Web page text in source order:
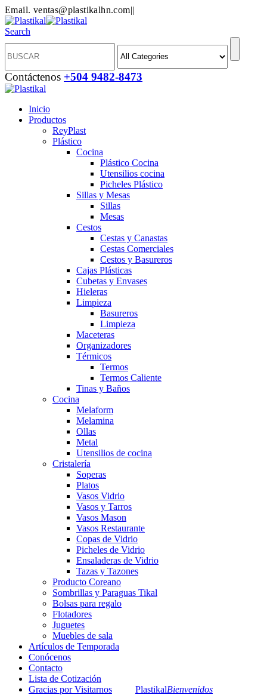
Email. ventas@plastikalhn.com||
Search
Contáctenos +504 9482-8473
Inicio
Productos
ReyPlast
Plástico
Cocina
Plástico Cocina
Utensilios cocina
Picheles Plástico
Sillas y Mesas
Sillas
Mesas
Cestos
Cestas y Canastas
Cestas Comerciales
Cestos y Basureros
Cajas Plásticas
Cubetas y Envases
Hieleras
Limpieza
Basureros
Limpieza
Maceteras
Organizadores
Térmicos
Termos
Termos Caliente
Tinas y Baños
Cocina
Melaform
Melamina
Ollas
Metal
Utensilios de cocina
Cristalería
Soperas
Platos
Vasos Vidrio
Vasos y Tarros
Vasos Mason
Vasos Restaurante
Copas de Vidrio
Picheles de Vidrio
Ensaladeras de Vidrio
Tazas y Tazones
Producto Coreano
Sombrillas y Paraguas Tikal
Bolsas para regalo
Flotadores
Juguetes
Muebles de sala
Artículos de Temporada
Conócenos
Contacto
Lista de Cotización
Gracias por Visitarnos
PlastikalBienvenidos